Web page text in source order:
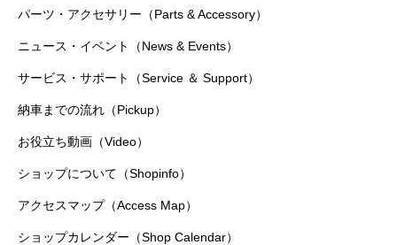
パーツ・アクセサリー（Parts & Accessory）
ニュース・イベント（News & Events）
サービス・サポート（Service ＆ Support）
納車までの流れ（Pickup）
お役立ち動画（Video）
ショップについて（Shopinfo）
アクセスマップ（Access Map）
ショップカレンダー（Shop Calendar）